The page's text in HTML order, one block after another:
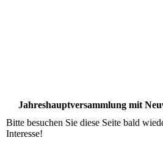
Jahreshauptversammlung mit
Bitte besuchen Sie diese Seite bald
Interesse!